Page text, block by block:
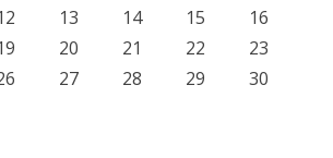
13 14 15
16
20 21 22
23
27 28 29
30